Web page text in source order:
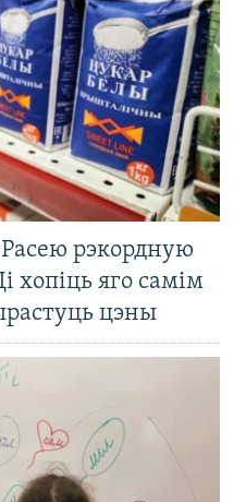
рэкордную
хопіць яго самім
цэны